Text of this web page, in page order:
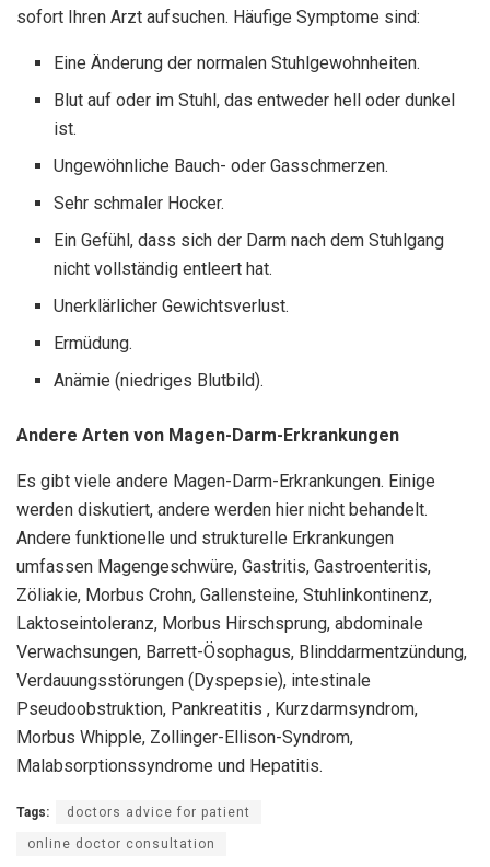
sofort Ihren Arzt aufsuchen. Häufige Symptome sind:
Eine Änderung der normalen Stuhlgewohnheiten.
Blut auf oder im Stuhl, das entweder hell oder dunkel
ist.
Ungewöhnliche Bauch- oder Gasschmerzen.
Sehr schmaler Hocker.
Ein Gefühl, dass sich der Darm nach dem Stuhlgang
nicht vollständig entleert hat.
Unerklärlicher Gewichtsverlust.
Ermüdung.
Anämie (niedriges Blutbild).
Andere Arten von Magen-Darm-Erkrankungen
Es gibt viele andere Magen-Darm-Erkrankungen. Einige
werden diskutiert, andere werden hier nicht behandelt.
Andere funktionelle und strukturelle Erkrankungen
umfassen Magengeschwüre, Gastritis, Gastroenteritis,
Zöliakie, Morbus Crohn, Gallensteine, Stuhlinkontinenz,
Laktoseintoleranz, Morbus Hirschsprung, abdominale
Verwachsungen, Barrett-Ösophagus, Blinddarmentzündung,
Verdauungsstörungen (Dyspepsie), intestinale
Pseudoobstruktion, Pankreatitis , Kurzdarmsyndrom,
Morbus Whipple, Zollinger-Ellison-Syndrom,
Malabsorptionssyndrome und Hepatitis.
Tags: doctors advice for patient
online doctor consultation